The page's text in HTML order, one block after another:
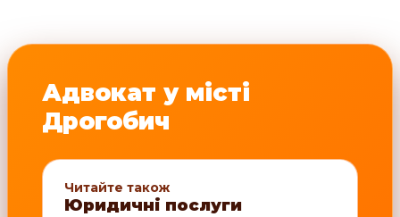
Адвокат у місті
Дрогобич
Читайте також
Юридичні послуги